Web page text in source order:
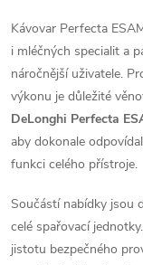
d
a
c
í
p
r
v
á
n
k
o
v
á
n
í
Kávovar Perfecta
i mléčných specialit a
náročnější uživatele.
výkonu je důležité
DeLonghi Perfecta
aby dokonale
funkci celého přístroje.
Součástí nabídky jsou
celé spařovací
jistotu bezpečného